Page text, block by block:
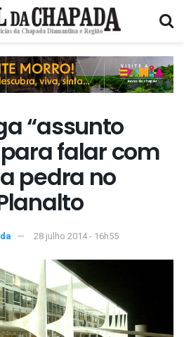
“assunto
falar com
pedra no
28 julho 2014 - 16h55